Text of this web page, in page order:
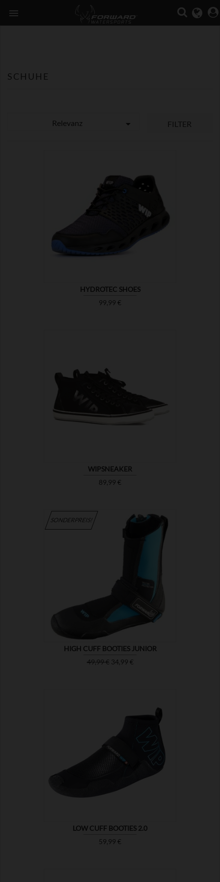

SCHUHE
Relevanz  FILTER
HYDROTEC SHOES
Preis
99,99 €

WIPSNEAKER
Preis
89,99 €
ZEIGEN
SONDERPREIS!
HIGH CUFF BOOTIES JUNIOR
Verkaufspreis
49,99 € Preis
34,99 €
LOW CUFF BOOTIES 2.0
Preis
59,99 €
